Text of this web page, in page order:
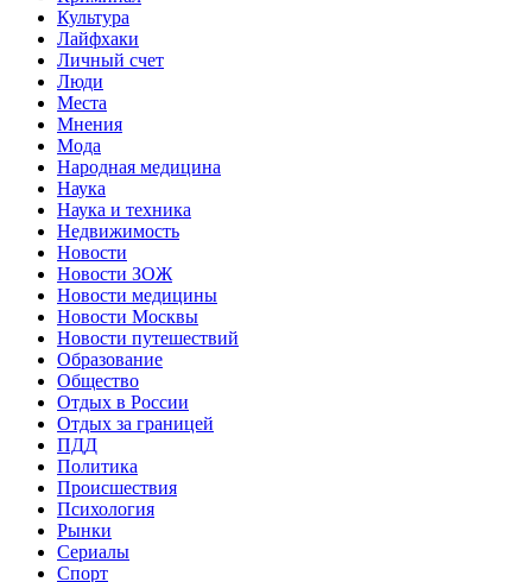
Культура
Лайфхаки
Личный счет
Люди
Места
Мнения
Мода
Народная медицина
Наука
Наука и техника
Недвижимость
Новости
Новости ЗОЖ
Новости медицины
Новости Москвы
Новости путешествий
Образование
Общество
Отдых в России
Отдых за границей
ПДД
Политика
Происшествия
Психология
Рынки
Сериалы
Спорт